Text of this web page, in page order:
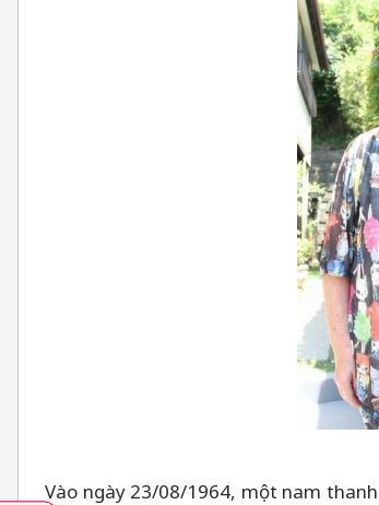
Vào ngày 23/08/1964, một nam